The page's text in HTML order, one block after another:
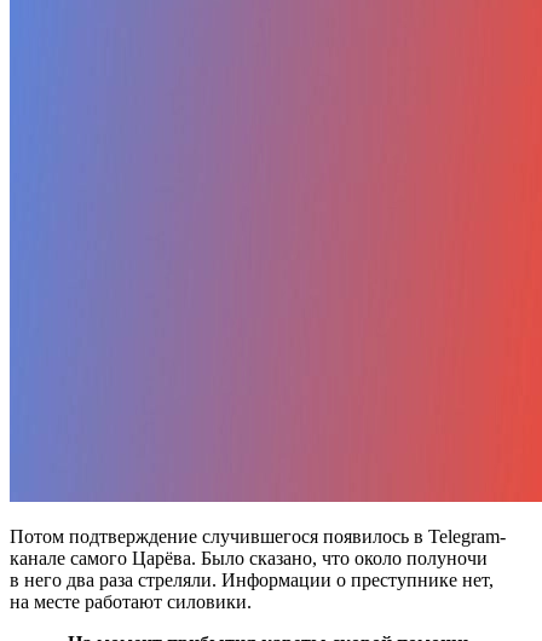
Потом подтверждение случившегося появилось в Telegram-
канале самого Царёва. Было сказано, что около полуночи
в него два раза стреляли. Информации о преступнике нет,
на месте работают силовики.